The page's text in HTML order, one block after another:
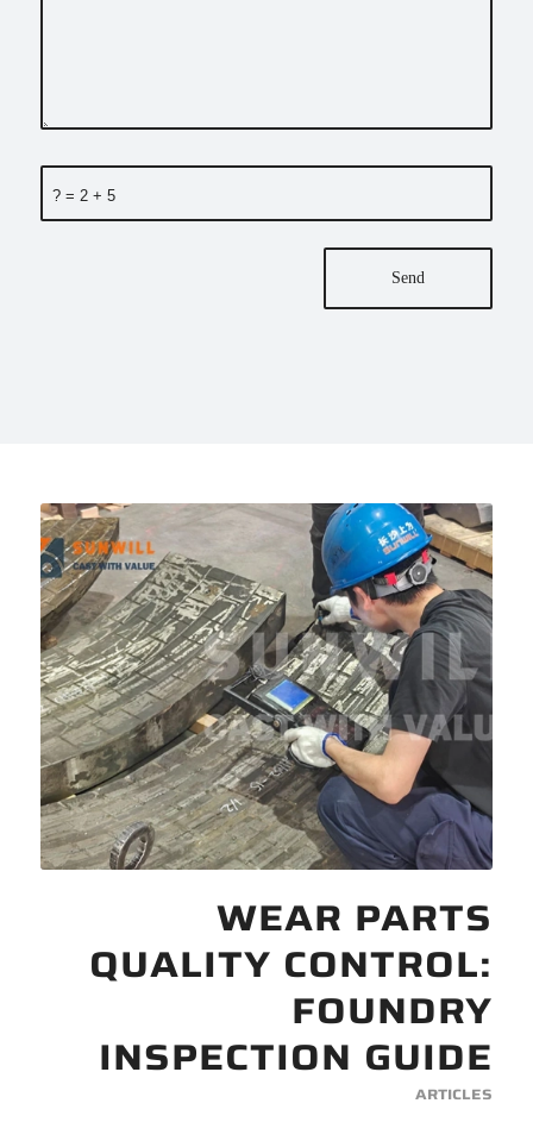
5 + 2 = ?
WEAR PARTS
QUALITY CONTROL:
FOUNDRY
INSPECTION GUIDE
ARTICLES